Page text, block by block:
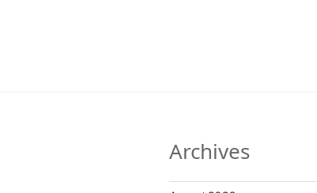
Archives